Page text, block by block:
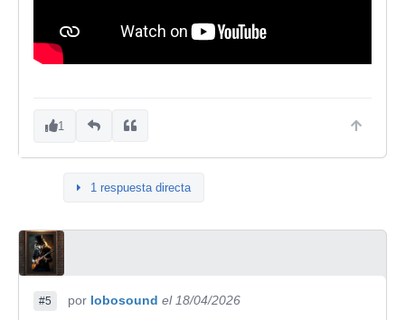
1
1 respuesta directa
#5 por lobosound el 18/04/2026